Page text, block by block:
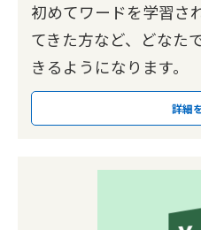
初めてワードを学習さ
てきた方など、どなた
きるようになります。
詳細